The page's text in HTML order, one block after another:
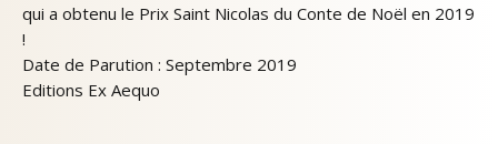
qui a obtenu le Prix Saint Nicolas du Conte de Noël en 2019
!
Date de Parution : Septembre 2019
Editions Ex Aequo